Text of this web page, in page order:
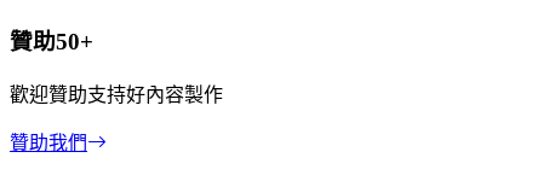
贊助50+
歡迎贊助支持好內容製作
贊助我們